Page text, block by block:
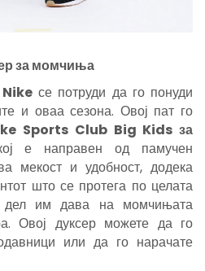
за момчиња
Nikeсе потруди да го понуди
и оваа сезона. Овој пат го
Sports Club Big Kids за
е направен од памучен
мекост и удобност, додека
што се протега по целата
дел им дава на момчињата
Овој дуксер можете да го
или да го нарачате